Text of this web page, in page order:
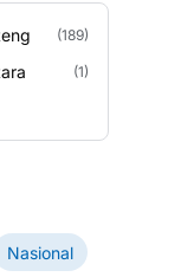
(189)
(1)
Nasional